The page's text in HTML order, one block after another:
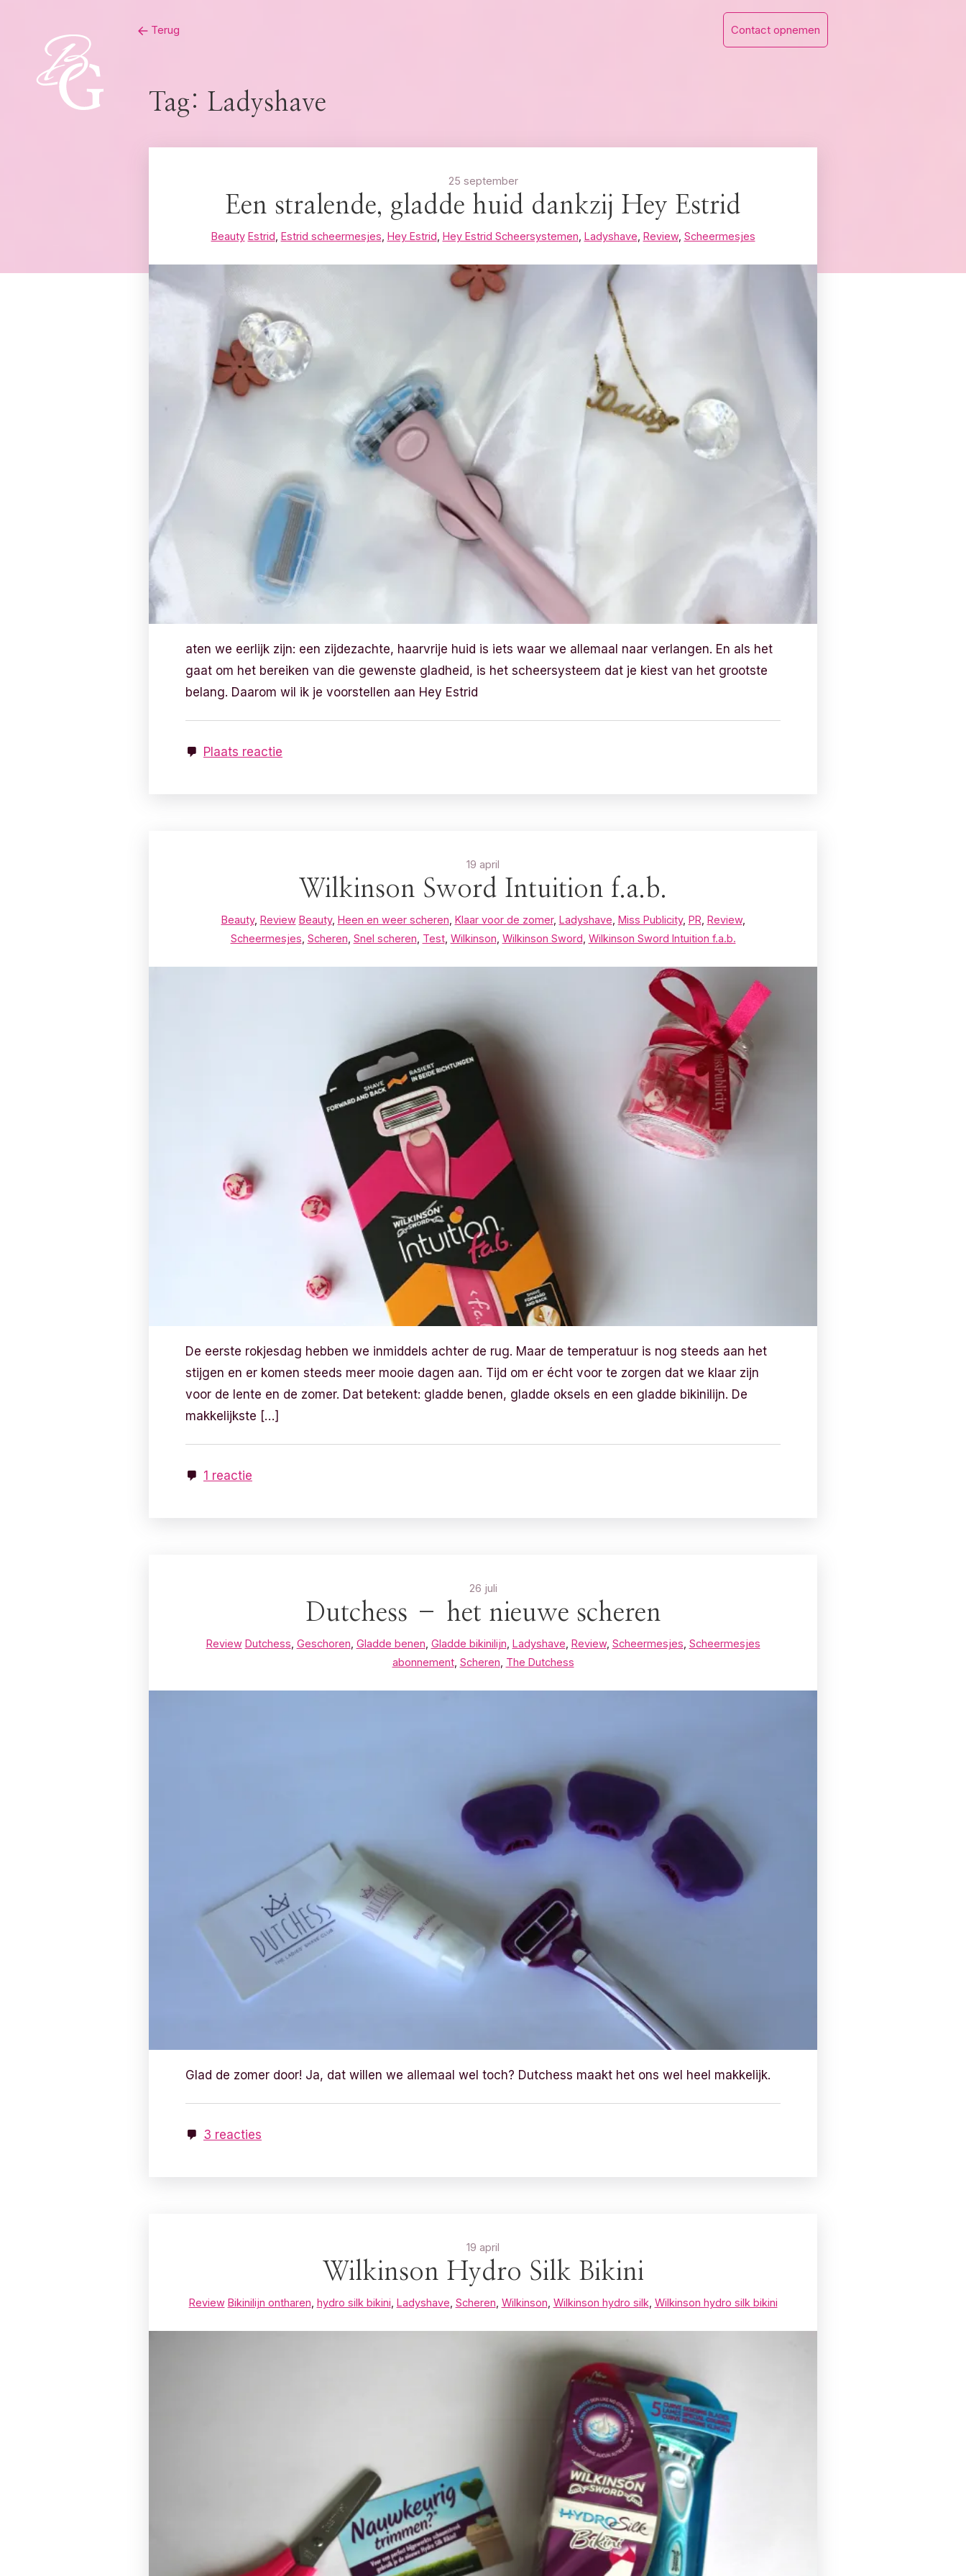
Terug Contact opnemen
Tag: Ladyshave
25 september
Een stralende, gladde huid dankzij Hey Estrid
Beauty Estrid Estrid scheermesjes Hey Estrid Hey Estrid Scheersystemen Ladyshave Review, Scheermesjes
aten we eerlijk zijn: een zijdezachte, haarvrije huid is iets waar we allemaal naar verlangen. En als het
gaat om het bereiken van die gewenste gladheid, is het scheersysteem dat je kiest van het grootste
belang. Daarom wil ik je voorstellen aan Hey Estrid
Plaats reactie
19 april
Wilkinson Sword Intuition f.a.b.
Beauty, Review Beauty, Heen en weer scheren Klaar voor de zomer, Ladyshave Miss Publicity, PR Review,
Scheermesjes Scheren Snel scheren Test, Wilkinson Wilkinson Sword Wilkinson Sword Intuition f.a.b.
De eerste rokjesdag hebben we inmiddels achter de rug. Maar de temperatuur is nog steeds aan het
stijgen en er komen steeds meer mooie dagen aan. Tijd om er écht voor te zorgen dat we klaar zijn
voor de lente en de zomer. Dat betekent: gladde benen, gladde oksels en een gladde bikinilijn. De
makkelijkste […]
1 reactie
26 juli
Dutchess – het nieuwe scheren
Review Dutchess Geschoren Gladde benen Gladde bikinilijn Ladyshave Review, Scheermesjes Scheermesjes
abonnement, Scheren The Dutchess
Glad de zomer door! Ja, dat willen we allemaal wel toch? Dutchess maakt het ons wel heel makkelijk.
3 reacties
19 april
Wilkinson Hydro Silk Bikini
Review Bikinilijn ontharen hydro silk bikini Ladyshave Scheren Wilkinson Wilkinson hydro silk Wilkinson hydro silk bikini